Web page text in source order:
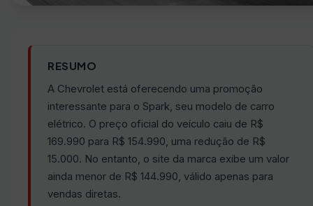
RESUMO
A Chevrolet está oferecendo uma promoção
interessante para o Spark, seu modelo de carro
elétrico. O preço oficial do veículo caiu de R$
169.990 para R$ 154.990, uma redução de R$
15.000. No entanto, o site da marca exibe um valor
ainda menor de R$ 144.990, válido apenas para
vendas diretas.